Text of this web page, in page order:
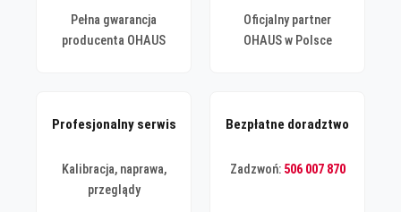
Pełna gwarancja
producenta OHAUS
Oficjalny partner
OHAUS w Polsce
Profesjonalny serwis
Kalibracja, naprawa,
przeglądy
Bezpłatne doradztwo
Zadzwoń: 506 007 870